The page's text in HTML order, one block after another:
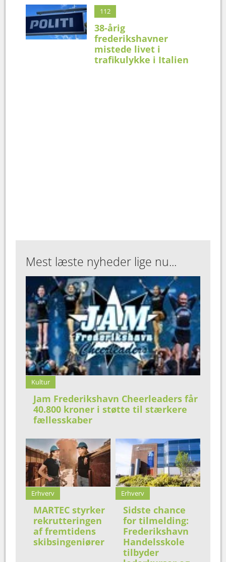
112
38-årig
frederikshavner
mistede livet i
trafikulykke i Italien
Mest læste nyheder lige nu...
Kultur
Jam Frederikshavn Cheerleaders får
40.800 kroner i støtte til stærkere
fællesskaber
Erhverv
MARTEC styrker
rekrutteringen
af fremtidens
skibsingeniører
Erhverv
Sidste chance
for tilmelding:
Frederikshavn
Handelsskole
tilbyder